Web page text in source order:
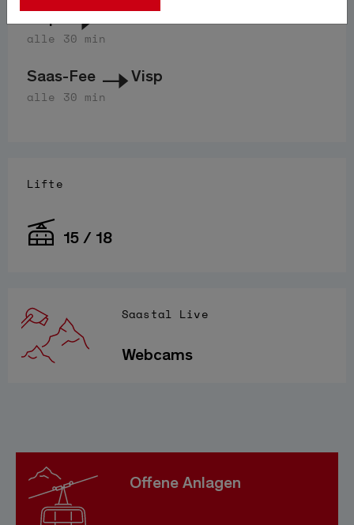
Visp Saas-Fee
alle 30 min
Saas-Fee Visp
alle 30 min
Lifte
15 / 18
Saastal Live
Webcams
Offene Anlagen